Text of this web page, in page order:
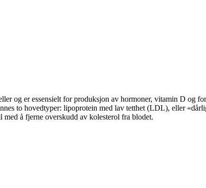
og er essensielt for produksjon av hormoner, vitamin D og
to hovedtyper: lipoprotein med lav tetthet (LDL), eller
å fjerne overskudd av kolesterol fra blodet.